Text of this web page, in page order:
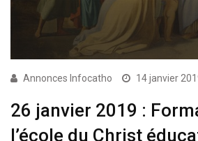
Annonces Infocatho 14 janvier
26 janvier 2019 :
l’école du Christ